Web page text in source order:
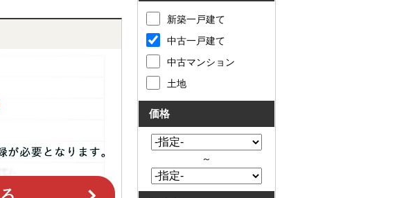
新築一戸建て
中古一戸建て
中古マンション
土地
価格
～